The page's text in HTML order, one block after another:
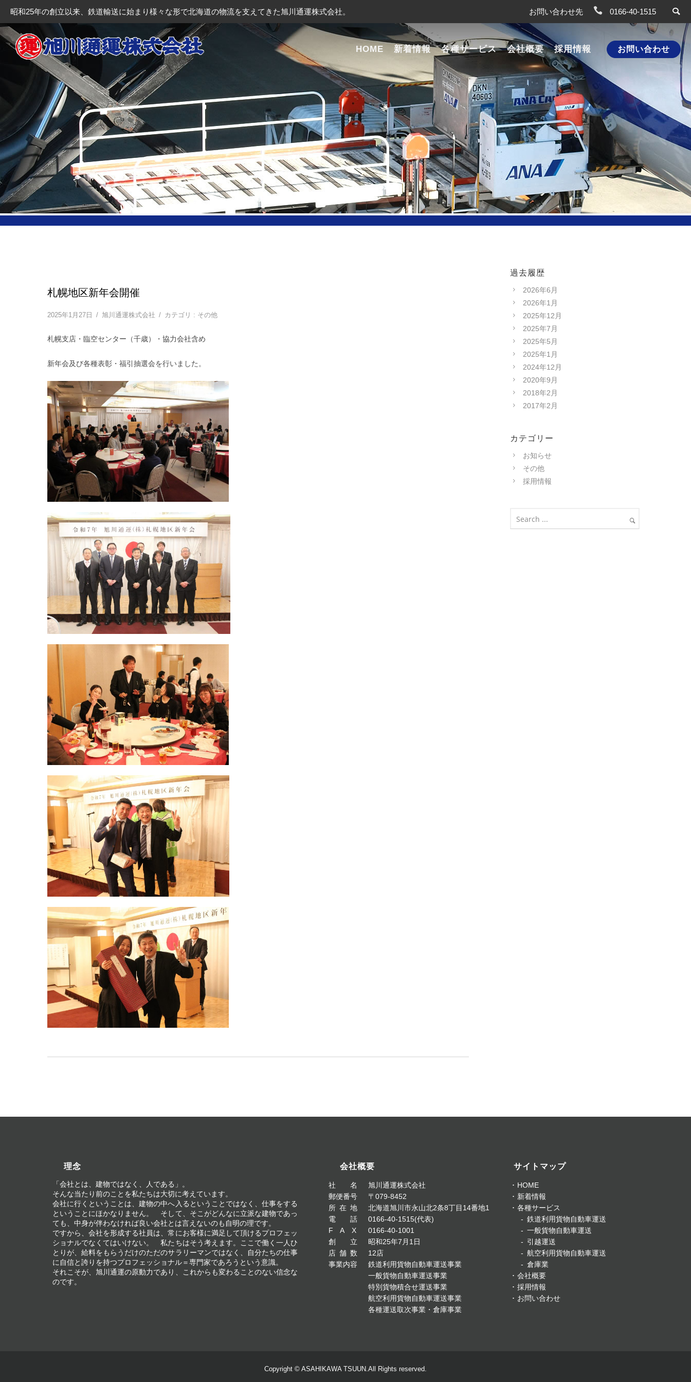
昭和25年の創立以来、鉄道輸送に始まり様々な形で北海道の物流を支えてきた旭川通運株式会社。 お問い合わせ先 0166-40-1515
お問い合わせ
HOME 新着情報 各種サービス 会社概要 採用情報
札幌地区新年会開催
2025年1月27日 / 旭川通運株式会社 / カテゴリ : その他
札幌支店・臨空センター（千歳）・協力会社含め
新年会及び各種表彰・福引抽選会を行いました。
過去履歴
2026年6月
2026年1月
2025年12月
2025年7月
2025年5月
2025年1月
2024年12月
2020年9月
2018年2月
2017年2月
カテゴリー
お知らせ
その他
採用情報
理念
「会社とは、建物ではなく、人である」。
そんな当たり前のことを私たちは大切に考えています。
会社に行くということは、建物の中へ入るということではなく、仕事をする
ということにほかなりません。 そして、そこがどんなに立派な建物であっ
ても、中身が伴わなければ良い会社とは言えないのも自明の理です。
ですから、会社を形成する社員は、常にお客様に満足して頂けるプロフェッ
ショナルでなくてはいけない。 私たちはそう考えます。ここで働く一人ひ
とりが、給料をもらうだけのただのサラリーマンではなく、自分たちの仕事
に自信と誇りを持つプロフェッショナル＝専門家であろうという意識。
それこそが、旭川通運の原動力であり、これからも変わることのない信念な
のです。
会社概要
社 名
旭川通運株式会社
郵便番号
〒079-8452
所在 地
北海道旭川市永山北2条8丁目14番地1
電 話
0166-40-1515(代表)
FA X
0166-40-1001
創 立
昭和25年7月1日
店舗 数
12店
事業内容
鉄道利用貨物自動車運送事業
一般貨物自動車運送事業
特別貨物積合せ運送事業
航空利用貨物自動車運送事業
各種運送取次事業・倉庫事業
サイトマップ
HOME
新着情報
各種サービス
鉄道利用貨物自動車運送
一般貨物自動車運送
引越運送
航空利用貨物自動車運送
倉庫業
会社概要
採用情報
お問い合わせ
Copyright © ASAHIKAWA TSUUN.All Rights reserved.